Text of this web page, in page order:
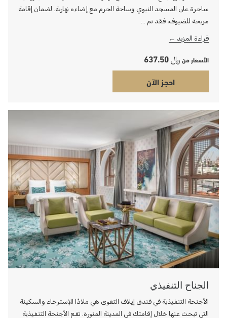
ساحرة على المسجد النبوي وساحة الحرم مع إضاءه نهارية. لضمان إقامة
مريحة للضيوف، فقد تم …
قراءة المزيد
الأسعار من﷼ 637.50
احجز الآن
الجناح التنفيذي
الأجنحة التنفيذية في فندق إيلاف التقوى هي ملاذًا للإسترخاء والسكينة
التي تبحث عنها خلال إقامتك في المدينة المنورة. تقع الأجنحة التنفيذية